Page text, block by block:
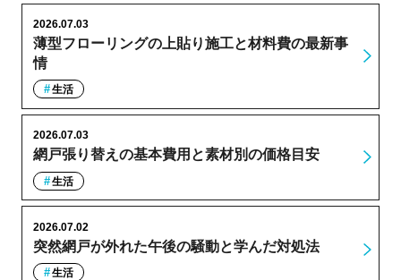
薄型フローリングの上貼り施工と材料費の最新事
情
2026.07.03
生活
網戸張り替えの基本費用と素材別の価格目安
2026.07.03
生活
突然網戸が外れた午後の騒動と学んだ対処法
2026.07.02
生活